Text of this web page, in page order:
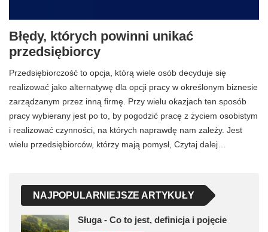
Błędy, których powinni unikać
przedsiębiorcy
Przedsiębiorczość to opcja, którą wiele osób decyduje się
realizować jako alternatywę dla opcji pracy w określonym biznesie
zarządzanym przez inną firmę. Przy wielu okazjach ten sposób
pracy wybierany jest po to, by pogodzić pracę z życiem osobistym
i realizować czynności, na których naprawdę nam zależy. Jest
wielu przedsiębiorców, którzy mają pomysł, Czytaj dalej…
NAJPOPULARNIEJSZE ARTYKUŁY
Sługa - Co to jest, definicja i pojęcie